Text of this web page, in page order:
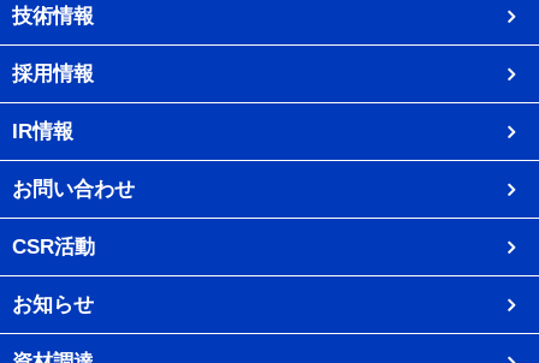
技術情報
採用情報
IR情報
お問い合わせ
CSR活動
お知らせ